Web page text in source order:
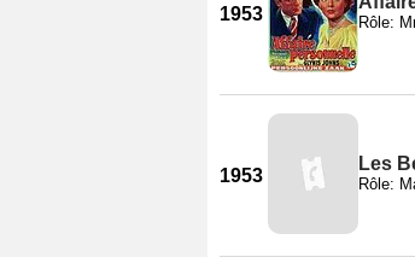
1953 Rôle:
1953
Les
Rôle: